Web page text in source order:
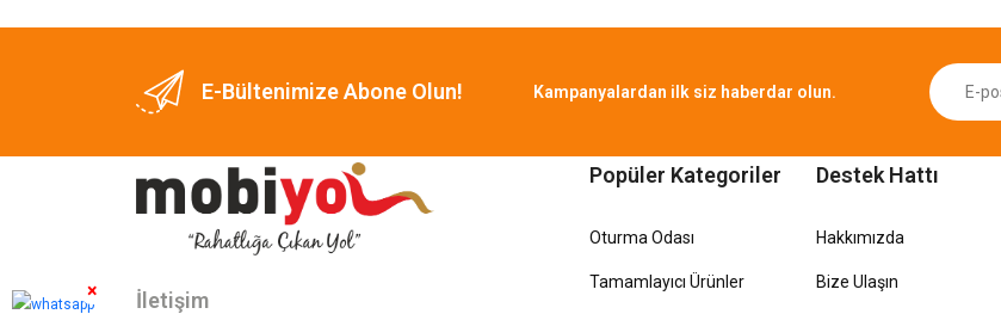
E-Bültenimize Abone Olun! Kampanyalardan ilk siz haberdar olun.
İletişim
Popüler Kategoriler
Oturma Odası
Tamamlayıcı Ürünler
Destek Hattı
Hakkımızda
Bize Ulaşın
×